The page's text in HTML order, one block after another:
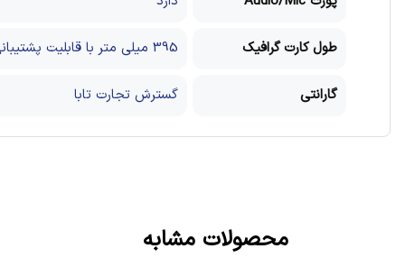
طول کارت گرافیک 395 میلی متر با قابلیت پشتیبانی از هفت عدد کارت گرافیک
گارانتی گسترش تجارت تابا
محصولات مشابه